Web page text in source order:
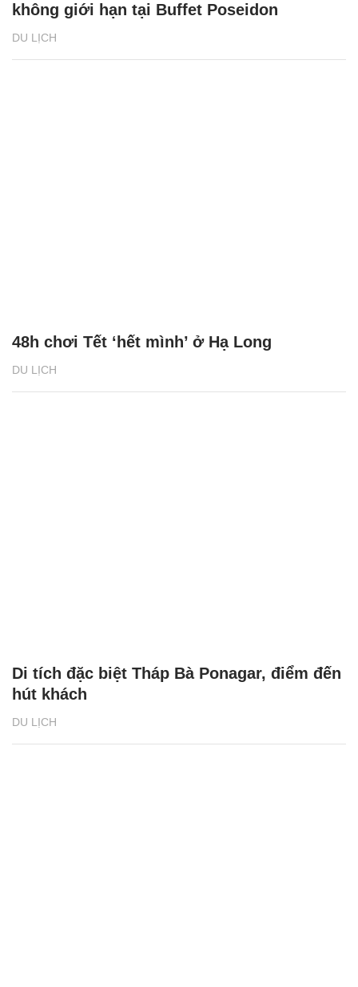
DU LỊCH
không giới hạn tại Buffet Poseidon
DU LỊCH
48h chơi Tết ‘hết mình’ ở Hạ Long
DU LỊCH
Di tích đặc biệt Tháp Bà Ponagar, điểm đến
hút khách